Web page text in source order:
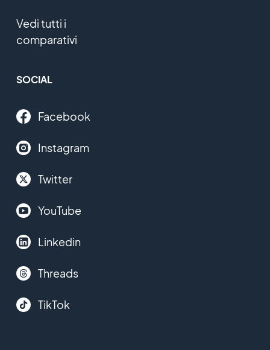
Vedi tutti i
comparativi
SOCIAL
Facebook
Instagram
Twitter
YouTube
Linkedin
Threads
TikTok